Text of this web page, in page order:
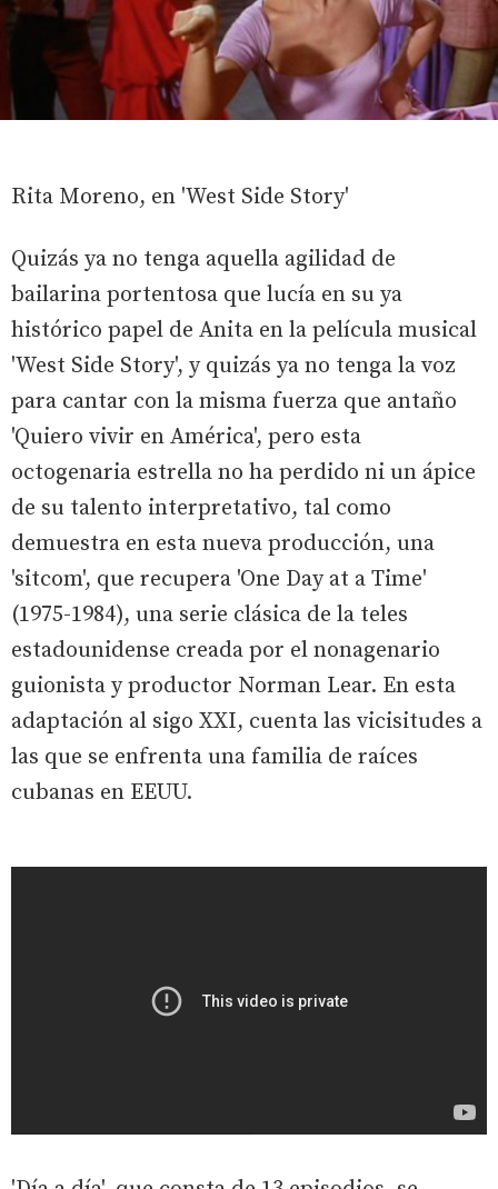
Rita Moreno, en 'West Side Story'
Quizás ya no tenga aquella agilidad de
bailarina portentosa que lucía en su ya
histórico papel de Anita en la película musical
'West Side Story', y quizás ya no tenga la voz
para cantar con la misma fuerza que antaño
'Quiero vivir en América', pero esta
octogenaria estrella no ha perdido ni un ápice
de su talento interpretativo, tal como
demuestra en esta nueva producción, una
'sitcom', que recupera 'One Day at a Time'
(1975-1984), una serie clásica de la teles
estadounidense creada por el nonagenario
guionista y productor Norman Lear. En esta
adaptación al sigo XXI, cuenta las vicisitudes a
las que se enfrenta una familia de raíces
cubanas en EEUU.